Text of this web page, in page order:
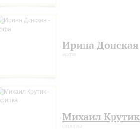
Ирина Донская
арфа
Михаил Крутик
скрипка